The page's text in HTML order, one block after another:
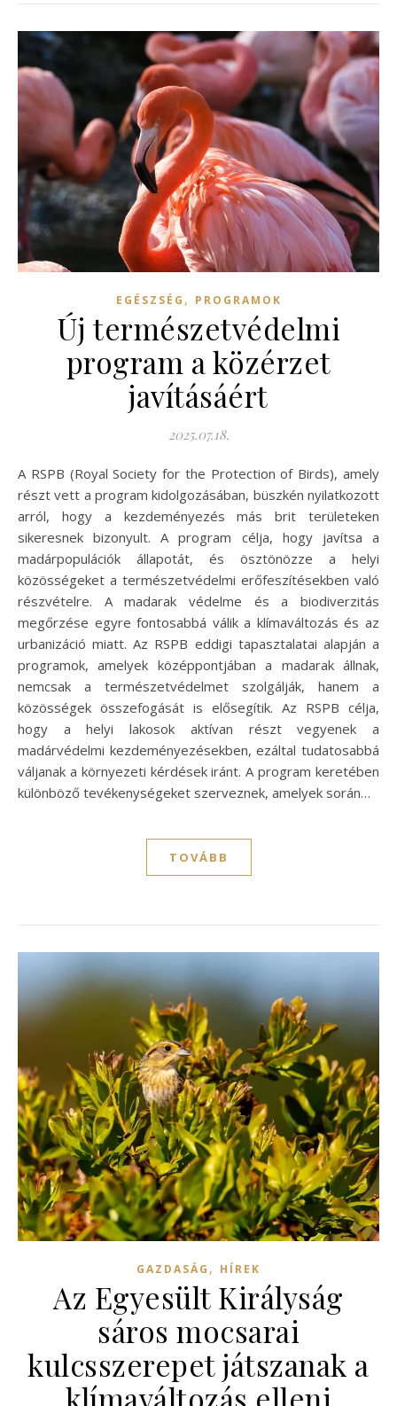
EGÉSZSÉG , PROGRAMOK
Új természetvédelmi
program a közérzet
javításáért
2025.07.18.
A RSPB (Royal Society for the Protection of Birds), amely
részt vett a program kidolgozásában, büszkén nyilatkozott
arról, hogy a kezdeményezés más brit területeken
sikeresnek bizonyult. A program célja, hogy javítsa a
madárpopulációk állapotát, és ösztönözze a helyi
közösségeket a természetvédelmi erőfeszítésekben való
részvételre. A madarak védelme és a biodiverzitás
megőrzése egyre fontosabbá válik a klímaváltozás és az
urbanizáció miatt. Az RSPB eddigi tapasztalatai alapján a
programok, amelyek középpontjában a madarak állnak,
nemcsak a természetvédelmet szolgálják, hanem a
közösségek összefogását is elősegítik. Az RSPB célja,
hogy a helyi lakosok aktívan részt vegyenek a
madárvédelmi kezdeményezésekben, ezáltal tudatosabbá
váljanak a környezeti kérdések iránt. A program keretében
különböző tevékenységeket szerveznek, amelyek során…
TOVÁBB
GAZDASÁG , HÍREK
Az Egyesült Királyság
sáros mocsarai
kulcsszerepet játszanak a
klímaváltozás elleni